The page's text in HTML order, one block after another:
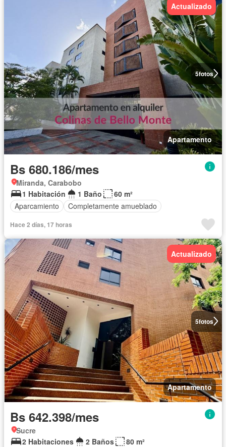
5fotos
Actualizado
Apartamento
Bs 680.186/mes
Miranda, Carabobo
1 Habitación
1 Baño
60 m²
Aparcamiento
Completamente amueblado
Hace 2 días, 17 horas
5fotos
Actualizado
Apartamento
Bs 642.398/mes
Sucre
2 Habitaciones
2 Baños
80 m²